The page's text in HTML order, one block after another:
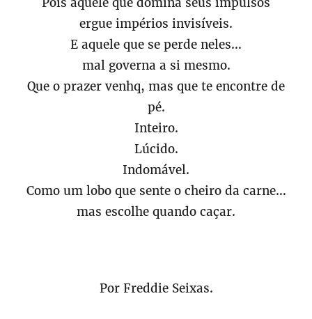
ergue impérios invisíveis.
E aquele que se perde neles…
mal governa a si mesmo.
Que o prazer venhq, mas que te encontre de
pé.
Inteiro.
Lúcido.
Indomável.
Como um lobo que sente o cheiro da carne…
mas escolhe quando caçar.
Por Freddie Seixas.